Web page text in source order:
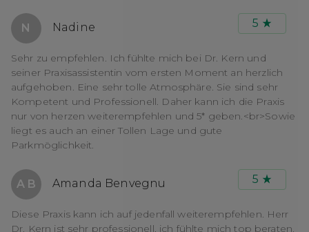
N Nadine 5
Sehr zu empfehlen. Ich fühlte mich bei Dr. Kern und
seiner Praxisassistentin vom ersten Moment an herzlich
aufgehoben. Eine sehr tolle Atmosphäre. Sie sind sehr
Kompetent und Professionell. Daher kann ich die Praxis
nur von herzen weiterempfehlen und 5* geben.<br>Sowie
liegt es auch an einer Tollen Lage und gute
Parkmöglichkeit.
A B Amanda Benvegnu 5
Diese Praxis kann ich auf jedenfall weiterempfehlen. Herr
Dr. Kern ist sehr professionell, ich fühlte mich top beraten.